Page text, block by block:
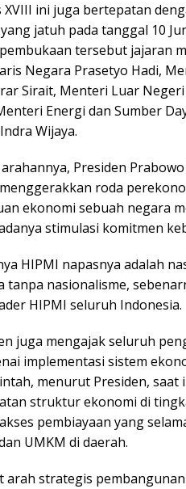
XVIII ini juga bertepatan
jatuh pada tanggal 10
tersebut jajaran
Negara Prasetyo Hadi,
Sirait, Menteri Luar
Energi dan Sumber
Wijaya.
Presiden
roda
ekonomi sebuah negara
stimulasi komitmen
HIPMI napasnya adalah
tanpa nasionalisme,
HIPMI seluruh Indonesia.
juga mengajak seluruh
implementasi sistem
menurut Presiden,
struktur ekonomi di
pembiayaan yang
UMKM di daerah.
arah strategis